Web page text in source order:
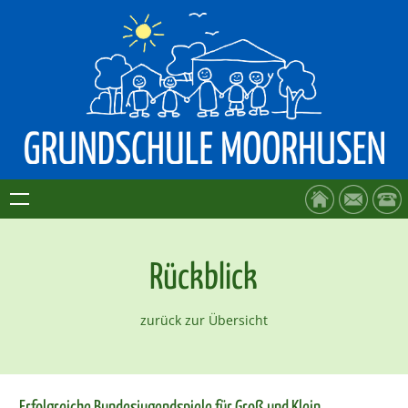
Rückblick
zurück zur Übersicht